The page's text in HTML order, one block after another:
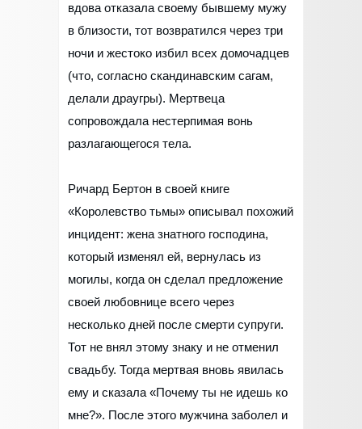
вдова отказала своему бывшему мужу
в близости, тот возвратился через три
ночи и жестоко избил всех домочадцев
(что, согласно скандинавским сагам,
делали драугры). Мертвеца
сопровождала нестерпимая вонь
разлагающегося тела.
Ричард Бертон в своей книге
«Королевство тьмы» описывал похожий
инцидент: жена знатного господина,
который изменял ей, вернулась из
могилы, когда он сделал предложение
своей любовнице всего через
несколько дней после смерти супруги.
Тот не внял этому знаку и не отменил
свадьбу. Тогда мертвая вновь явилась
ему и сказала «Почему ты не идешь ко
мне?». После этого мужчина заболел и